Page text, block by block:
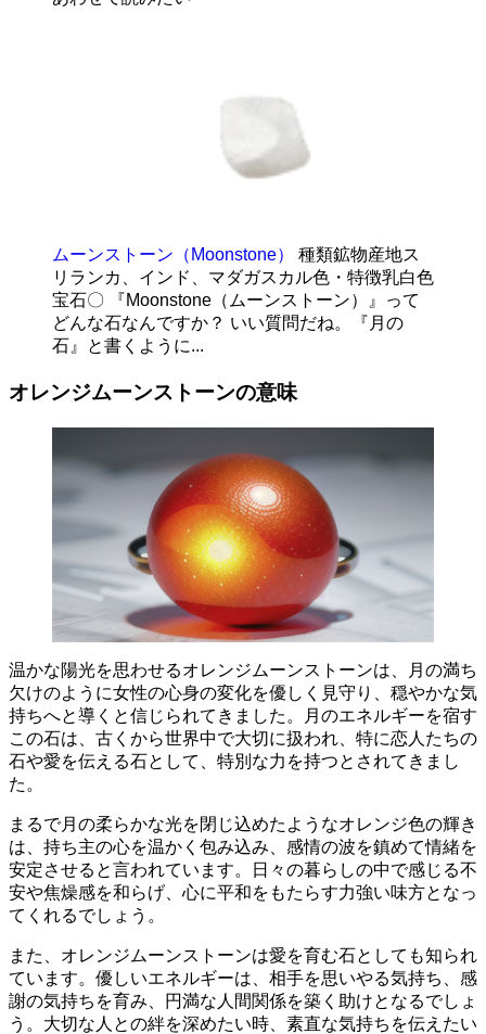
ムーンストーン（Moonstone）
種類鉱物産地ス
リランカ、インド、マダガスカル色・特徴乳白色
宝石〇 『Moonstone（ムーンストーン）』って
どんな石なんですか？ いい質問だね。『月の
石』と書くように...
オレンジムーンストーンの意味
温かな陽光を思わせるオレンジムーンストーンは、月の満ち
欠けのように女性の心身の変化を優しく見守り、穏やかな気
持ちへと導く と信じられてきました。月のエネルギーを宿す
この石は、古くから世界中で大切に扱われ、特に恋人たちの
石や愛を伝える石として、特別な力を持つとされてきまし
た。
まるで月の柔らかな光を閉じ込めたようなオレンジ色の輝き
は、持ち主の心を温かく包み込み、 感情の波を鎮めて情緒を
安定させる と言われています。日々の暮らしの中で感じる不
安や焦燥感を和らげ、 心に平和をもたらす力強い味方となっ
てくれるでしょう。
また、オレンジムーンストーンは愛を育む石としても知られ
ています。優しいエネルギーは、 相手を思いやる気持ち
感
謝の気持ち を育み、円満な人間関係を築く助けとなるでしょ
う。大切な人との絆を深めたい時、素直な気持ちを伝えたい